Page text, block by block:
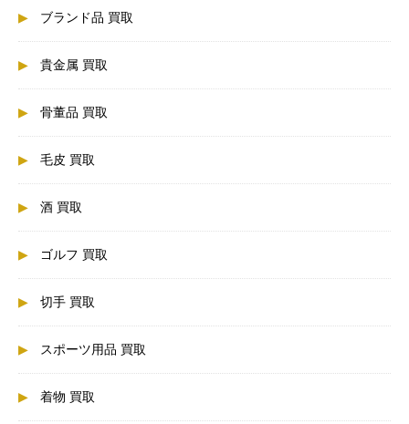
ブランド品 買取
貴金属 買取
骨董品 買取
毛皮 買取
酒 買取
ゴルフ 買取
切手 買取
スポーツ用品 買取
着物 買取